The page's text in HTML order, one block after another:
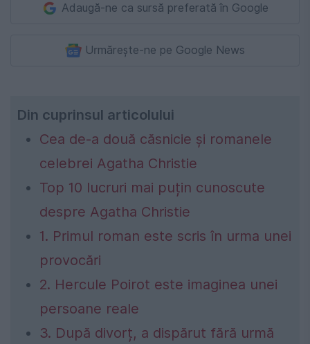
Adaugă-ne ca sursă preferată în Google
Urmărește-ne pe Google News
Din cuprinsul articolului
Cea de-a două căsnicie și romanele
celebrei Agatha Christie
Top 10 lucruri mai puțin cunoscute
despre Agatha Christie
1. Primul roman este scris în urma unei
provocări
2. Hercule Poirot este imaginea unei
persoane reale
3. După divorț, a dispărut fără urmă